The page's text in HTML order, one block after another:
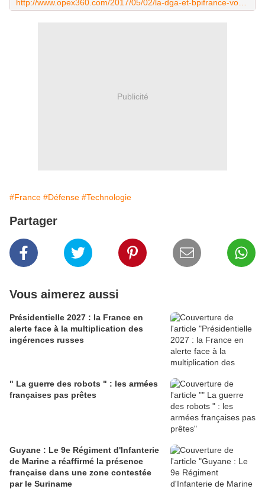
Publicité
#France #Défense #Technologie
Partager
Vous aimerez aussi
Présidentielle 2027 : la France en
alerte face à la multiplication des
ingérences russes
" La guerre des robots " : les armées
françaises pas prêtes
Guyane : Le 9e Régiment d'Infanterie
de Marine a réaffirmé la présence
française dans une zone contestée
par le Suriname